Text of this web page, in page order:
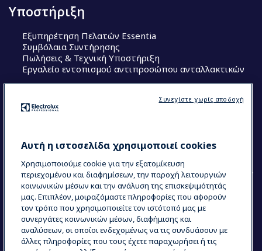
Υποστήριξη
Εξυπηρέτηση Πελατών Essentia
Συμβόλαια Συντήρησης
Πωλήσεις & Τεχνική Υποστήριξη
Εργαλείο εντοπισμού αντιπροσώπου ανταλλακτικών
Electrolux Professional Ακαδημία Chef
COUNTRY AND LANGUAGE
Η ΕΠΙΛΟΓΉ ΣΑΣ: ΕΛΛΗΝΙΚΆ
Αυτή η ιστοσελίδα χρησιμοποιεί cookies
Χρησιμοποιούμε cookie για την εξατομίκευση
περιεχομένου και διαφημίσεων, την παροχή λειτουργιών
κοινωνικών μέσων και την ανάλυση της επισκεψιμότητάς
μας. Επιπλέον, μοιραζόμαστε πληροφορίες που αφορούν
τον τρόπο που χρησιμοποιείτε τον ιστότοπό μας με
συνεργάτες κοινωνικών μέσων, διαφήμισης και
αναλύσεων, οι οποίοι ενδεχομένως να τις συνδυάσουν με
άλλες πληροφορίες που τους έχετε παραχωρήσει ή τις
Συνεχίστε χωρίς αποδοχή